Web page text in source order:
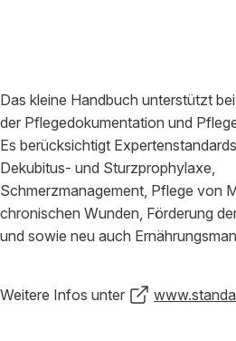
Das kleine Handbuch unterstützt
der Pflegedokumentation und
Es berücksichtigt
Dekubitus- und Sturzprophylaxe,
Schmerzmanagement, Pflege von
chronischen Wunden, Förderung
und sowie neu auch
Weitere Infos unter